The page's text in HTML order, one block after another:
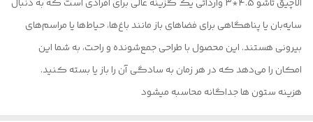
الاچیق تاشو 4.5*3 وارداتی یک گزینه عالی برای افرادی است که به دنبال
سایه‌بان یا پناهگاهی برای فضاهای باز مانند باغ‌ها، حیاط‌ها یا مراسم‌های
بیرونی هستند. این محصول با طراحی جمع‌شونده و راحت، به شما این
امکان را می‌دهد که در هر زمان به سادگی آن را باز یا بسته کنید.
هزینه ستون ها جداگانه محاسبه میشود